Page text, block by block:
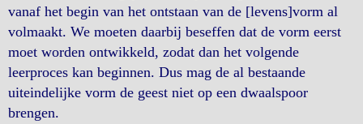
vanaf het begin van het ontstaan van de [levens]vorm al
volmaakt. We moeten daarbij beseffen dat de vorm eerst
moet worden ontwikkeld, zodat dan het volgende
leerproces kan beginnen. Dus mag de al bestaande
uiteindelijke vorm de geest niet op een dwaalspoor
brengen.